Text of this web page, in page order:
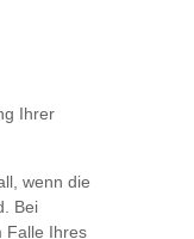
Ihrer
wenn die
Bei
Falle Ihres